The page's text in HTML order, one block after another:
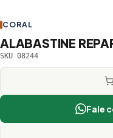
CORAL
ALABASTINE
SKU 08244
Fale